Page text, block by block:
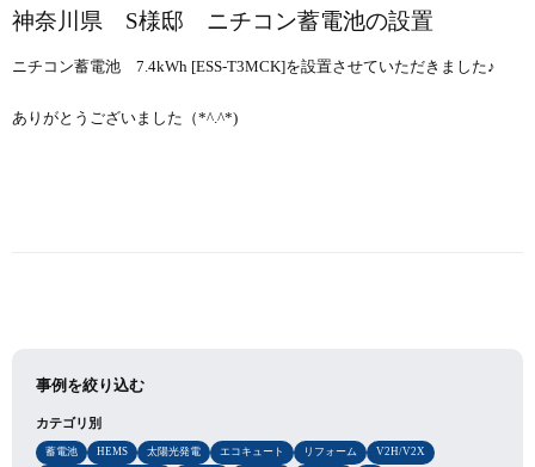
神奈川県 S様邸 ニチコン蓄電池の設置
ニチコン蓄電池 7.4kWh [ESS-T3MCK]を設置させていただきました♪
ありがとうございました（*^.^*)
事例を絞り込む
カテゴリ別
蓄電池 HEMS 太陽光発電 エコキュート リフォーム V2H/V2X